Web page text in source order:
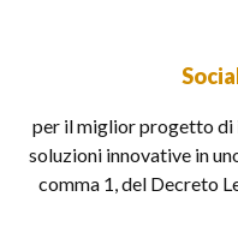
per il miglior progetto di
soluzioni innovative in
comma 1, del Decreto